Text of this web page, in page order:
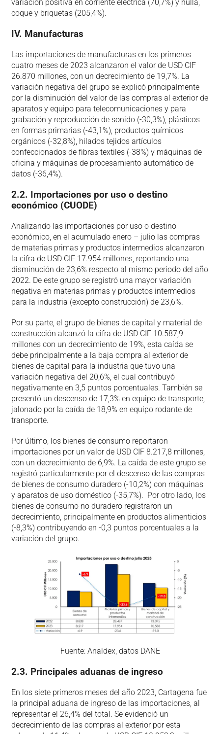
variación positiva en corriente eléctrica (70,7%) y hulla,
coque y briquetas (205,4%).
IV. Manufacturas
Las importaciones de manufacturas en los primeros
cuatro meses de 2023 alcanzaron el valor de USD CIF
26.870 millones, con un decrecimiento de 19,7%. La
variación negativa del grupo se explicó principalmente
por la disminución del valor de las compras al exterior de
aparatos y equipo para telecomunicaciones y para
grabación y reproducción de sonido (-30,3%), plásticos
en formas primarias (-43,1%), productos químicos
orgánicos (-32,8%), hilados tejidos artículos
confeccionados de fibras textiles (-38%) y máquinas de
oficina y máquinas de procesamiento automático de
datos (-36,4%).
2.2. Importaciones por uso o destino
económico (CUODE)
Analizando las importaciones por uso o destino
económico, en el acumulado enero – julio las compras
de materias primas y productos intermedios alcanzaron
la cifra de USD CIF 17.954 millones, reportando una
disminución de 23,6% respecto al mismo periodo del año
2022. De este grupo se registró una mayor variación
negativa en materias primas y productos intermedios
para la industria (excepto construcción) de 23,6%.
Por su parte, el grupo de bienes de capital y material de
construcción alcanzó la cifra de USD CIF 10.587,9
millones con un decrecimiento de 19%, esta caída se
debe principalmente a la baja compra al exterior de
bienes de capital para la industria que tuvo una
variación negativa del 20,6%, el cual contribuyó
negativamente en 3,5 puntos porcentuales. También se
presentó un descenso de 17,3% en equipo de transporte,
jalonado por la caída de 18,9% en equipo rodante de
transporte.
Por último, los bienes de consumo reportaron
importaciones por un valor de USD CIF 8.217,8 millones,
con un decrecimiento de 6,9%. La caída de este grupo se
registró particularmente por el descenso de las compras
de bienes de consumo duradero (-10,2%) con máquinas
y aparatos de uso doméstico (-35,7%). Por otro lado, los
bienes de consumo no duradero registraron un
decrecimiento, principalmente en productos alimenticios
(-8,3%) contribuyendo en -0,3 puntos porcentuales a la
variación del grupo.
Fuente: Analdex, datos DANE
2.3. Principales aduanas de ingreso
En los siete primeros meses del año 2023, Cartagena fue
la principal aduana de ingreso de las importaciones, al
representar el 26,4% del total. Se evidenció un
decrecimiento de las compras al exterior por esta